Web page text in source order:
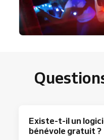
Existe-t-il un
bénévole gratuit ?